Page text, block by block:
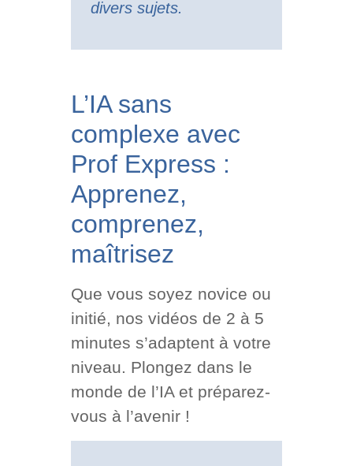
divers sujets.
L’IA sans
complexe avec
Prof Express :
Apprenez,
comprenez,
maîtrisez
Que vous soyez novice ou
initié, nos vidéos de 2 à 5
minutes s’adaptent à votre
niveau. Plongez dans le
monde de l’IA et préparez-
vous à l’avenir !